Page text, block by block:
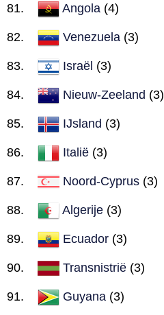
Angola (4)
Venezuela (3)
Israël (3)
Nieuw-Zeeland (3)
IJsland (3)
Italië (3)
Noord-Cyprus (3)
Algerije (3)
Ecuador (3)
Transnistrië (3)
Guyana (3)